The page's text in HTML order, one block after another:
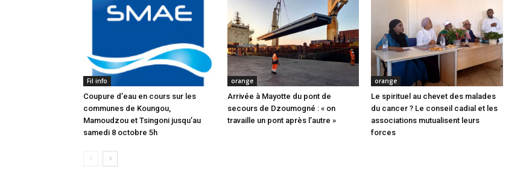
Fil info
Coupure d’eau en cours sur les
communes de Koungou,
Mamoudzou et Tsingoni jusqu’au
samedi 8 octobre 5h
orange
Arrivée à Mayotte du pont de
secours de Dzoumogné : « on
travaille un pont après l’autre »
orange
Le spirituel au chevet des malades
du cancer ? Le conseil cadial et les
associations mutualisent leurs
forces